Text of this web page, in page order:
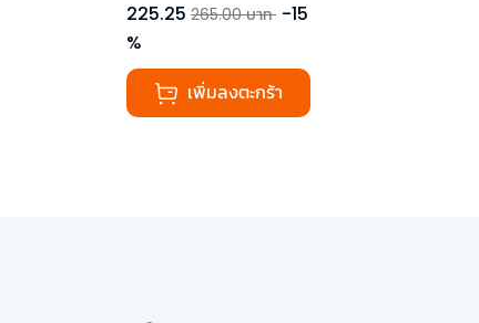
225.25 265.00 บาท -15
%
เพิ่มลงตะกร้า